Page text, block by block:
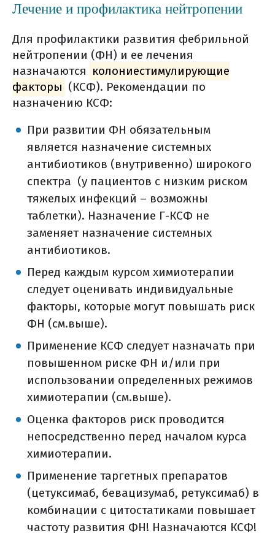
Лечение и профилактика нейтропении
Для профилактики развития фебрильной
нейтропении (ФН) и ее лечения
назначаются колониестимулирующие
факторы (КСФ). Рекомендации по
назначению КСФ:
При развитии ФН обязательным
является назначение системных
антибиотиков (внутривенно) широкого
спектра (у пациентов с низким риском
тяжелых инфекций – возможны
таблетки). Назначение Г-КСФ не
заменяет назначение системных
антибиотиков.
Перед каждым курсом химиотерапии
следует оценивать индивидуальные
факторы, которые могут повышать риск
ФН (см.выше).
Применение КСФ следует назначать при
повышенном риске ФН и/или при
использовании определенных режимов
химиотерапии (см.выше).
Оценка факторов риск проводится
непосредственно перед началом курса
химиотерапии.
Применение таргетных препаратов
(цетуксимаб, бевацизумаб, ретуксимаб) в
комбинации с цитостатиками повышает
частоту развития ФН! Назначаются КСФ!